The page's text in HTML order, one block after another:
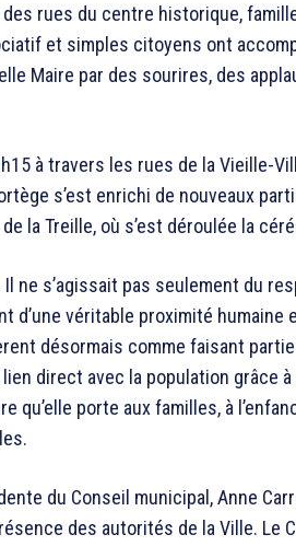
rues du centre historique,
et simples citoyens ont
Maire par des sourires, des
à travers les rues de la Vieille-
s’est enrichi de nouveaux
la Treille, où s’est déroulée la
ne s’agissait pas seulement du
d’une véritable proximité humaine
désormais comme faisant
direct avec la population grâce
porte aux familles, à
du Conseil municipal, Anne
des autorités de la Ville. Le